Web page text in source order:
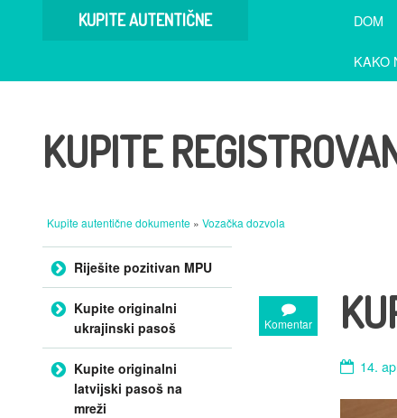
KUPITE AUTENTIČNE DOM
KAKO
KUPITE
Kupite autentične dokumente » Vozačka dozvola
Komentar
14.
Preskoči na sadržaj
Riješite pozitivan MPU
Kupite originalni
ukrajinski pasoš
Kupite originalni
latvijski pasoš na
mreži